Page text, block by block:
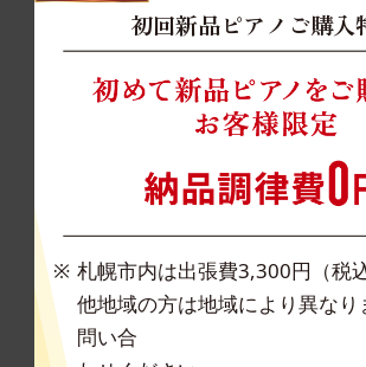
初回新品ピアノご購入
札幌市内は出張費3,300円（税
他地域の方は地域により異なり
問い合